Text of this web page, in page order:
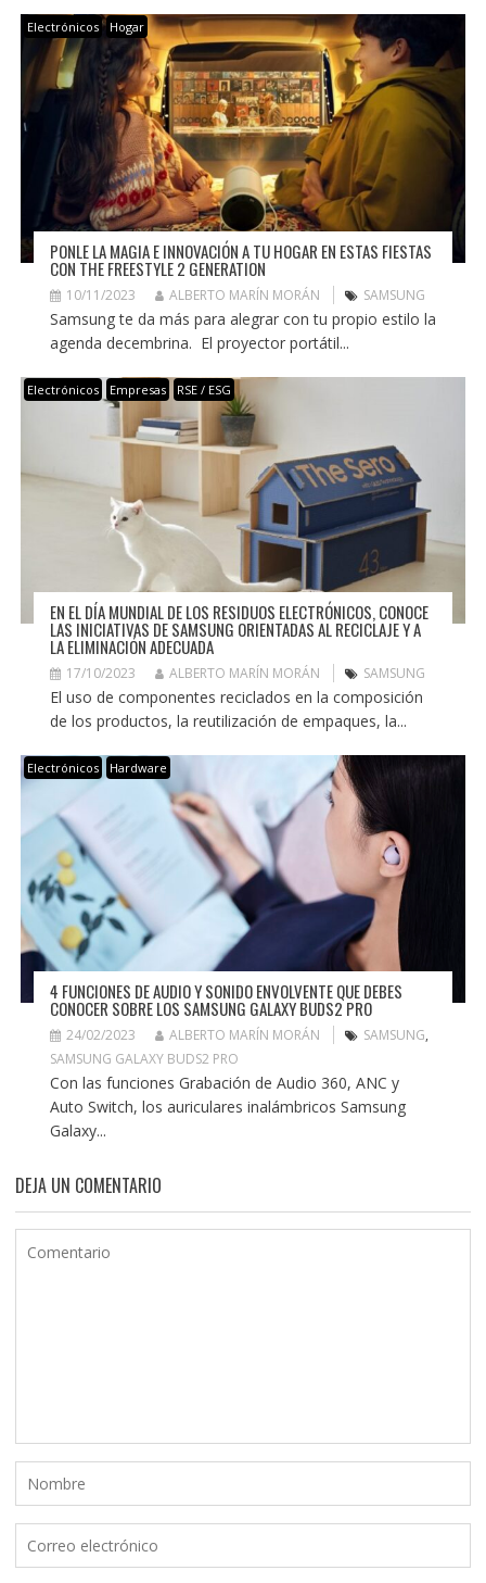
Electrónicos Hogar
PONLE LA MAGIA E INNOVACIÓN A TU HOGAR EN ESTAS FIESTAS
CON THE FREESTYLE 2 GENERATION
10/11/2023 ALBERTO MARÍN MORÁN SAMSUNG
Samsung te da más para alegrar con tu propio estilo la
agenda decembrina. El proyector portátil...
Electrónicos Empresas RSE / ESG
EN EL DÍA MUNDIAL DE LOS RESIDUOS ELECTRÓNICOS, CONOCE
LAS INICIATIVAS DE SAMSUNG ORIENTADAS AL RECICLAJE Y A
LA ELIMINACIÓN ADECUADA
17/10/2023 ALBERTO MARÍN MORÁN SAMSUNG
El uso de componentes reciclados en la composición
de los productos, la reutilización de empaques, la...
Electrónicos Hardware
4 FUNCIONES DE AUDIO Y SONIDO ENVOLVENTE QUE DEBES
CONOCER SOBRE LOS SAMSUNG GALAXY BUDS2 PRO
24/02/2023 ALBERTO MARÍN MORÁN SAMSUNG,
SAMSUNG GALAXY BUDS2 PRO
Con las funciones Grabación de Audio 360, ANC y
Auto Switch, los auriculares inalámbricos Samsung
Galaxy...
DEJA UN COMENTARIO